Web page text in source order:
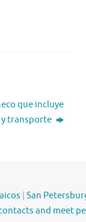
que incluye
y transporte
San
and meet